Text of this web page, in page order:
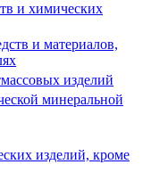
и химических
и материалов,
изделий
минеральной
изделий, кроме